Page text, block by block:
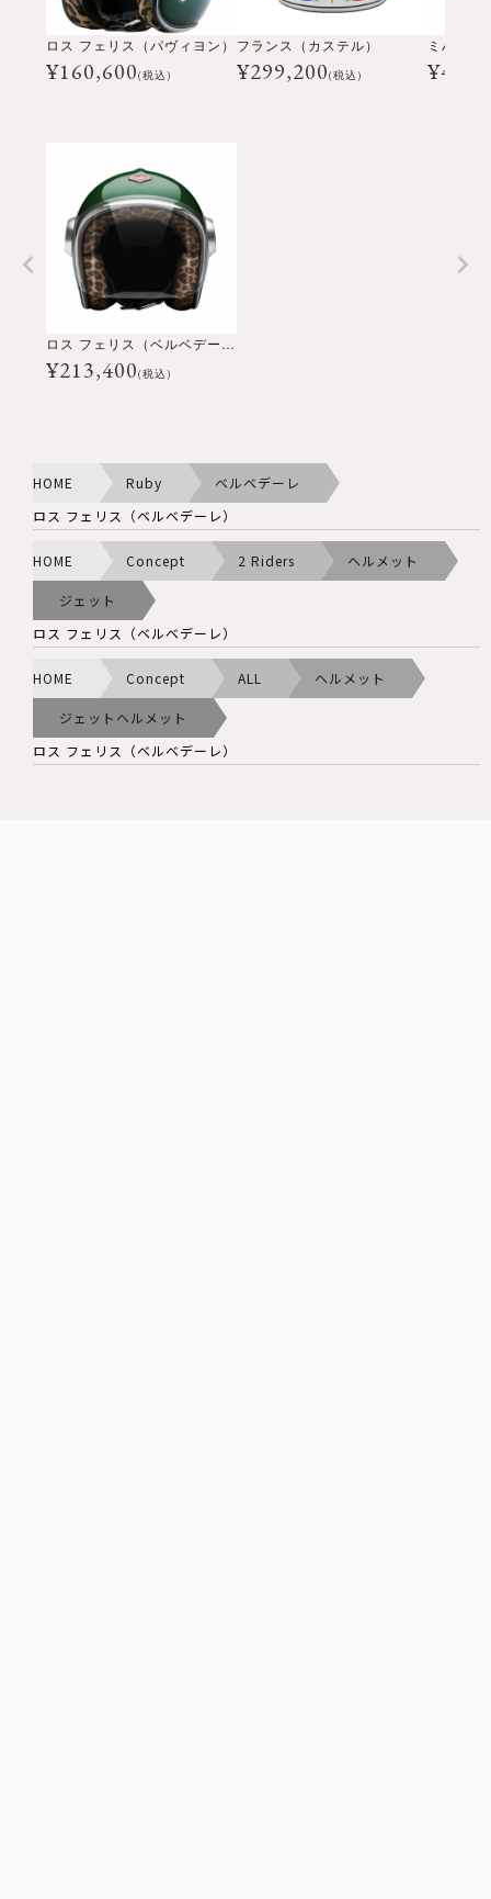
ロス フェリス（パヴィヨン）
¥160,600(税込)
フランス（カステル）
¥299,200(税込) ¥
ロス フェリス（ベルベデーレ）
¥213,400(税込)
HOME Ruby
ベルベデーレ
ロス フェリス（ベルベデーレ）
HOME Concept 2 Riders ヘルメット
ジェット
ロス フェリス（ベルベデーレ）
HOME Concept ALL ヘルメット
ジェットヘルメット
ロス フェリス（ベルベデーレ）